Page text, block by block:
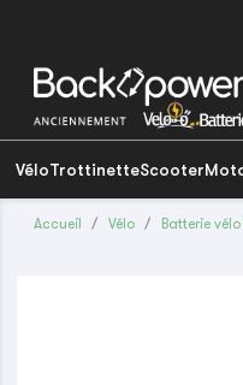
VéloTrottinetteScooter
Accueil Vélo Batterie